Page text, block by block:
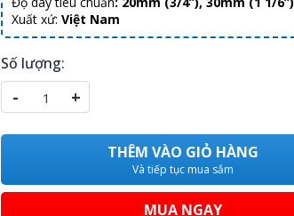
Xuất xứ: Việt Nam
Số lượng:
- +
THÊM VÀO GIỎ HÀNG
Và tiếp tục mua sắm
MUA NGAY